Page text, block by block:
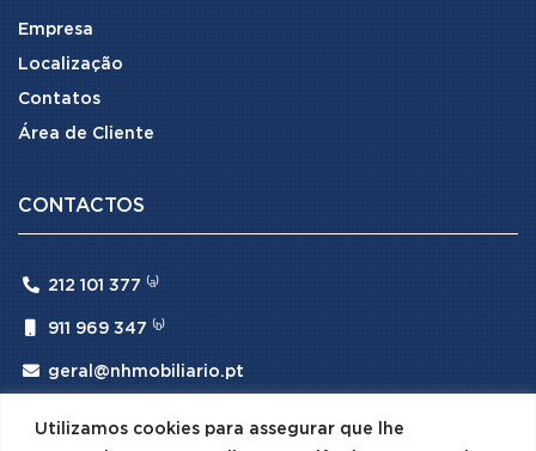
Utilizamos cookies para assegurar que lhe
Empresa
Localização
Contatos
Área de Cliente
CONTACTOS
 212 101 377 ⁽ᵃ⁾
911 969 347 ⁽ᵇ⁾
 geral@nhmobiliario.pt